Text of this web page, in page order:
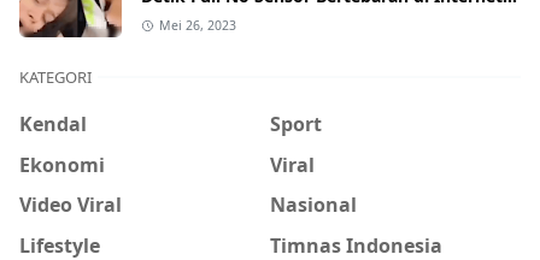
Hati-Hati Phising!
Mei 26, 2023
KATEGORI
Kendal
Sport
Ekonomi
Viral
Video Viral
Nasional
Lifestyle
Timnas Indonesia